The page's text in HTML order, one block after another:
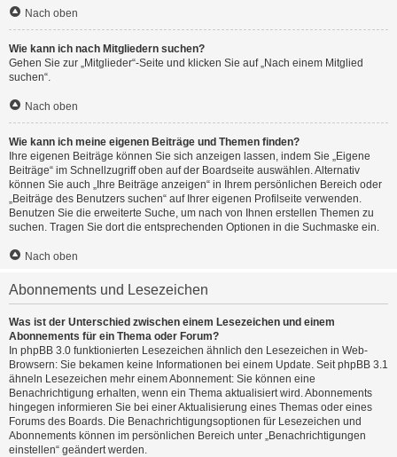
Nach oben
Wie kann ich nach Mitgliedern suchen?
Gehen Sie zur „Mitglieder“-Seite und klicken Sie auf „Nach einem Mitglied
suchen“.
Nach oben
Wie kann ich meine eigenen Beiträge und Themen finden?
Ihre eigenen Beiträge können Sie sich anzeigen lassen, indem Sie „Eigene
Beiträge“ im Schnellzugriff oben auf der Boardseite auswählen. Alternativ
können Sie auch „Ihre Beiträge anzeigen“ in Ihrem persönlichen Bereich oder
„Beiträge des Benutzers suchen“ auf Ihrer eigenen Profilseite verwenden.
Benutzen Sie die erweiterte Suche, um nach von Ihnen erstellen Themen zu
suchen. Tragen Sie dort die entsprechenden Optionen in die Suchmaske ein.
Nach oben
Abonnements und Lesezeichen
Was ist der Unterschied zwischen einem Lesezeichen und einem
Abonnements für ein Thema oder Forum?
In phpBB 3.0 funktionierten Lesezeichen ähnlich den Lesezeichen in Web-
Browsern: Sie bekamen keine Informationen bei einem Update. Seit phpBB 3.1
ähneln Lesezeichen mehr einem Abonnement: Sie können eine
Benachrichtigung erhalten, wenn ein Thema aktualisiert wird. Abonnements
hingegen informieren Sie bei einer Aktualisierung eines Themas oder eines
Forums des Boards. Die Benachrichtigungsoptionen für Lesezeichen und
Abonnements können im persönlichen Bereich unter „Benachrichtigungen
einstellen“ geändert werden.